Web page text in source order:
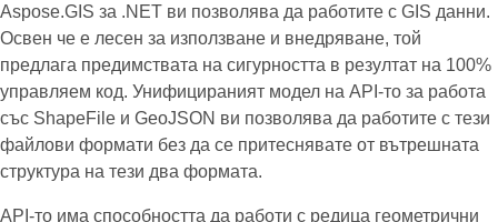
Aspose.GIS за .NET ви позволява да работите с GIS данни.
Освен че е лесен за използване и внедряване, той
предлага предимствата на сигурността в резултат на 100%
управляем код. Унифицираният модел на API-то за работа
със ShapeFile и GeoJSON ви позволява да работите с тези
файлови формати без да се притеснявате от вътрешната
структура на тези два формата.
API-то има способността да работи с редица геометрични